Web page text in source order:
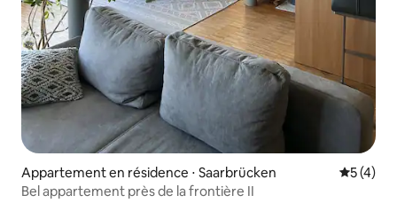
Appartement en résidence ⋅ Saarbrücken
5 (4)
Bel appartement près de la frontière II